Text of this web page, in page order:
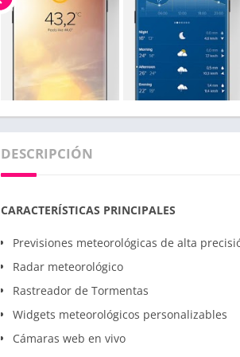
DESCRIPCIÓN
CARACTERÍSTICAS PRINCIPALES
Previsiones meteorológicas de alta
Radar meteorológico
Rastreador de Tormentas
Widgets meteorológicos personalizables
Cámaras web en vivo